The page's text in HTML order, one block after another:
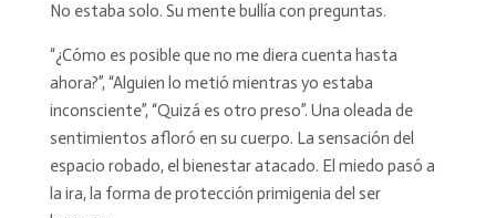
No estaba solo. Su mente bullía con preguntas.
“¿Cómo es posible que no me diera cuenta hasta
ahora?”, “Alguien lo metió mientras yo estaba
inconsciente”, “Quizá es otro preso”. Una oleada de
sentimientos afloró en su cuerpo. La sensación del
espacio robado, el bienestar atacado. El miedo pasó a
la ira, la forma de protección primigenia del ser